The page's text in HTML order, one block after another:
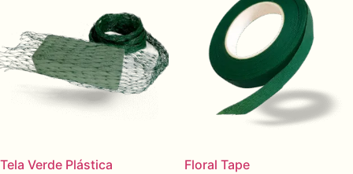
Tela Verde Plástica Floral Tape